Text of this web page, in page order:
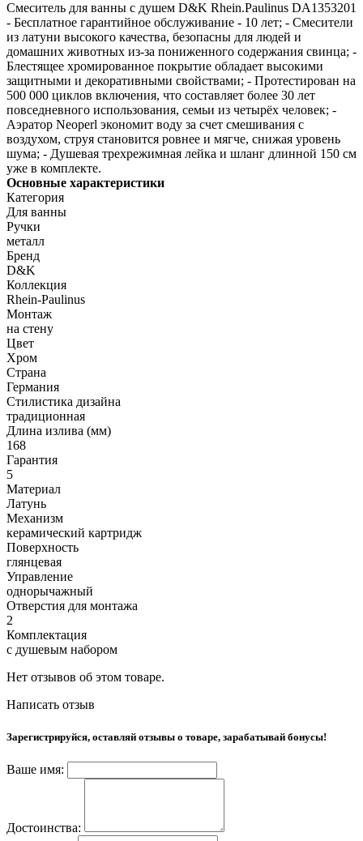
Смеситель для ванны с душем D&K Rhein.Paulinus DA1353201
- Бесплатное гарантийное обслуживание - 10 лет; - Смесители
из латуни высокого качества, безопасны для людей и
домашних животных из-за пониженного содержания свинца; -
Блестящее хромированное покрытие обладает высокими
защитными и декоративными свойствами; - Протестирован на
500 000 циклов включения, что составляет более 30 лет
повседневного использования, семьи из четырёх человек; -
Аэратор Neoperl экономит воду за счет смешивания с
воздухом, струя становится ровнее и мягче, снижая уровень
шума; - Душевая трехрежимная лейка и шланг длинной 150 см
уже в комплекте.
Основные характеристики
Категория
Для ванны
Ручки
металл
Бренд
D&K
Коллекция
Rhein-Paulinus
Монтаж
на стену
Цвет
Хром
Страна
Германия
Стилистика дизайна
традиционная
Длина излива (мм)
168
Гарантия
5
Материал
Латунь
Механизм
керамический картридж
Поверхность
глянцевая
Управление
однорычажный
Отверстия для монтажа
2
Комплектация
с душевым набором
Нет отзывов об этом товаре.
Написать отзыв
Зарегистрируйся, оставляй отзывы о товаре, зарабатывай бонусы!
Ваше имя:
Достоинства: